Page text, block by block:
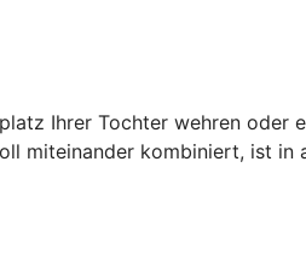
Ihrer Tochter wehren oder
miteinander kombiniert, ist in